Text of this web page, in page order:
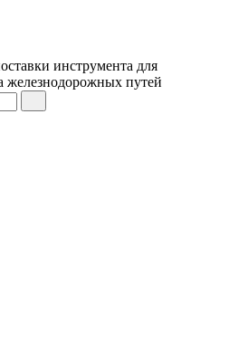
инструмента для
железнодорожных путей